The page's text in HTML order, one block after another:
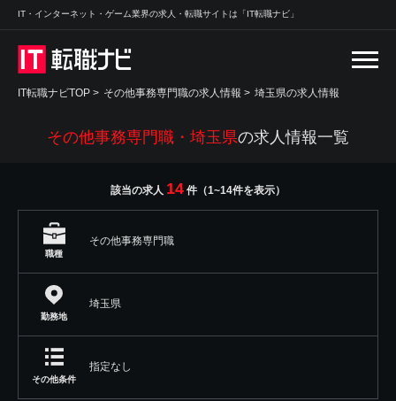
IT・インターネット・ゲーム業界の求人・転職サイトは「IT転職ナビ」
IT転職ナビTOP > その他事務専門職の求人情報 > 埼玉県の求人情報
その他事務専門職・埼玉県の求人情報一覧
該当の求人 14 件（1~14件を表示）
職種
その他事務専門職
勤務地
埼玉県
その他条件
指定なし